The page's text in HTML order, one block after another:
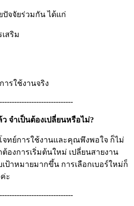
จจัยร่วมกัน ได้แก่
สริม
ารใช้งานจริง
จำเป็นต้องเปลี่ยนหรือไม่?
จทย์การใช้งานและคุณพึงพอใจ ก็ไม่
องการเริ่มต้นใหม่ เปลี่ยนสายงาน
ป้าหมายมากขึ้น การเลือกเบอร์ใหม่ก็
ะ